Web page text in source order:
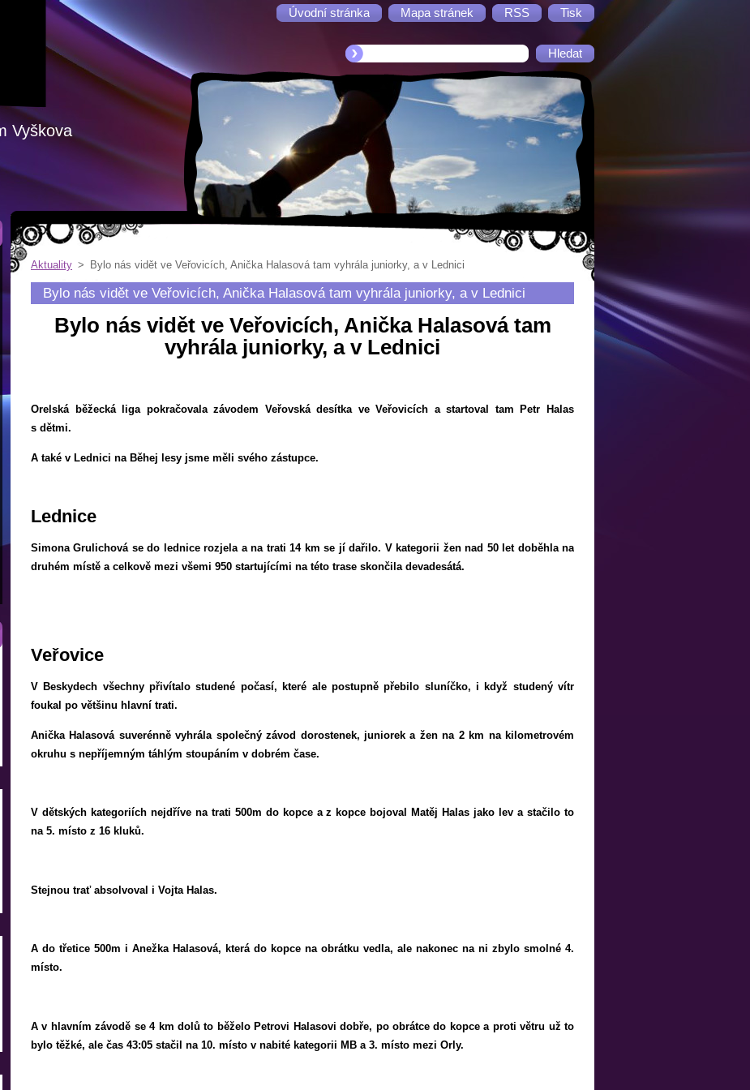
Úvodní stránka Mapa stránek RSS Tisk
Vyškova
Aktuality > Bylo nás vidět ve Veřovicích, Anička Halasová tam vyhrála juniorky, a v Lednici
Bylo nás vidět ve Veřovicích, Anička Halasová tam vyhrála juniorky, a v Lednici
Bylo nás vidět ve Veřovicích, Anička Halasová tam
vyhrála juniorky, a v Lednici
Orelská běžecká liga pokračovala závodem Veřovská desítka ve Veřovicích a startoval tam Petr Halas
s dětmi.
A také v Lednici na Běhej lesy jsme měli svého zástupce.
Lednice
Simona Grulichová se do lednice rozjela a na trati 14 km se jí dařilo. V kategorii žen nad 50 let doběhla na
druhém místě a celkově mezi všemi 950 startujícími na této trase skončila devadesátá.
Veřovice
V Beskydech všechny přivítalo studené počasí, které ale postupně přebilo sluníčko, i když studený vítr
foukal po většinu hlavní trati.
Anička Halasová suverénně vyhrála společný závod dorostenek, juniorek a žen na 2 km na kilometrovém
okruhu s nepříjemným táhlým stoupáním v dobrém čase.
V dětských kategoriích nejdříve na trati 500m do kopce a z kopce bojoval Matěj Halas jako lev a stačilo to
na 5. místo z 16 kluků.
Stejnou trať absolvoval i Vojta Halas.
A do třetice 500m i Anežka Halasová, která do kopce na obrátku vedla, ale nakonec na ni zbylo smolné 4.
místo.
A v hlavním závodě se 4 km dolů to běželo Petrovi Halasovi dobře, po obrátce do kopce a proti větru už to
bylo těžké, ale čas 43:05 stačil na 10. místo v nabité kategorii MB a 3. místo mezi Orly.